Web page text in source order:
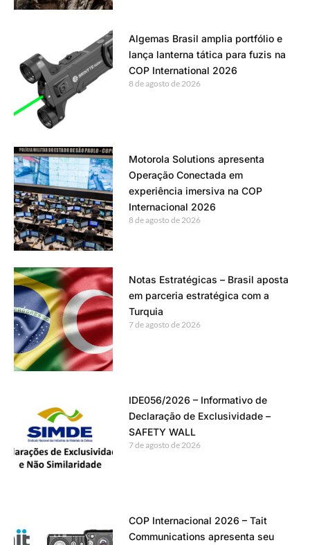
Algemas Brasil amplia portfólio e
lança lanterna tática para fuzis na
COP International 2026
8 de agosto de 2026
Motorola Solutions apresenta
Operação Conectada em
experiência imersiva na COP
Internacional 2026
8 de agosto de 2026
Notas Estratégicas – Brasil aposta
em parceria estratégica com a
Turquia
7 de agosto de 2026
IDE056/2026 – Informativo de
Declaração de Exclusividade –
SAFETY WALL
7 de agosto de 2026
COP Internacional 2026 – Tait
Communications apresenta seu